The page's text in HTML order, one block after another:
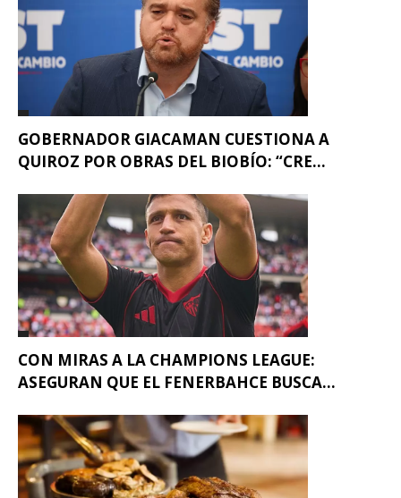
GOBERNADOR GIACAMAN CUESTIONA A
QUIROZ POR OBRAS DEL BIOBÍO: “CRE...
CON MIRAS A LA CHAMPIONS LEAGUE:
ASEGURAN QUE EL FENERBAHCE BUSCA...